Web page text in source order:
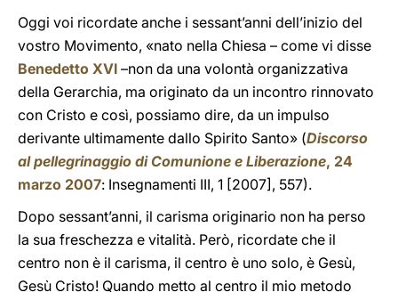
Oggi voi ricordate anche i sessant’anni dell’inizio del
vostro Movimento, «nato nella Chiesa – come vi disse
Benedetto XVI –non da una volontà organizzativa
della Gerarchia, ma originato da un incontro rinnovato
con Cristo e così, possiamo dire, da un impulso
derivante ultimamente dallo Spirito Santo» (Discorso
al pellegrinaggio di Comunione e Liberazione, 24
marzo 2007: Insegnamenti III, 1 [2007], 557).
Dopo sessant’anni, il carisma originario non ha perso
la sua freschezza e vitalità. Però, ricordate che il
centro non è il carisma, il centro è uno solo, è Gesù,
Gesù Cristo! Quando metto al centro il mio metodo